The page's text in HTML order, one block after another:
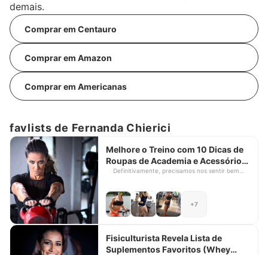
demais.
Comprar em Centauro
Comprar em Amazon
Comprar em Americanas
favlists de Fernanda Chierici
Melhore o Treino com 10 Dicas de
Roupas de Academia e Acessórios
da Fisiculturista Fernanda Chierici
Definitivamente, precisamos nos sentir bem
treino está diretamente relacionada ao nosso
bem-estar. Quando falamos de musculação,
precisamos ter em mente roupas e acessórios
previnam lesões e gerem conforto. Outro fator
determinante para o maior aproveitamento do
treino é a motivação. A forma como nos
+7
Fisiculturista Revela Lista de
Suplementos Favoritos (Whey